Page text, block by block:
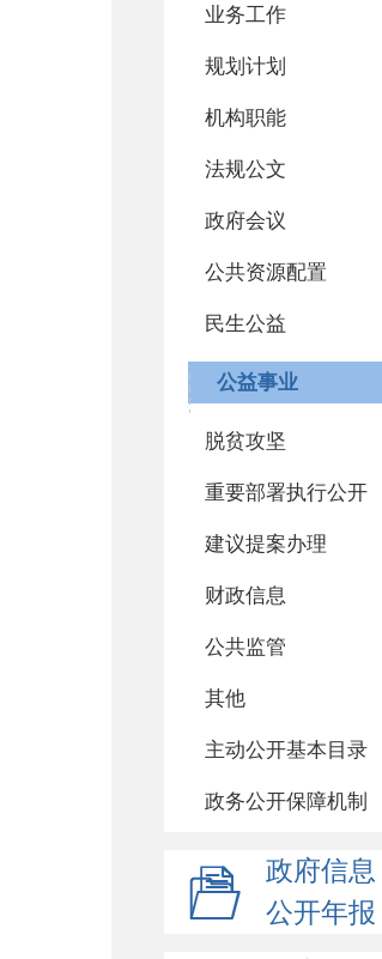
业务工作
规划计划
机构职能
法规公文
政府会议
公共资源配置
民生公益
公益事业
脱贫攻坚
重要部署执行公开
建议提案办理
财政信息
公共监管
其他
主动公开基本目录
政务公开保障机制
政府信息
公开年报